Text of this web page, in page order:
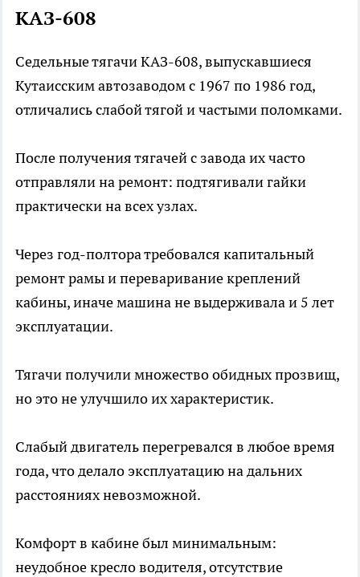
КАЗ-608
Седельные тягачи КАЗ-608, выпускавшиеся
Кутаисским автозаводом с 1967 по 1986 год,
отличались слабой тягой и частыми поломками.
После получения тягачей с завода их часто
отправляли на ремонт: подтягивали гайки
практически на всех узлах.
Через год-полтора требовался капитальный
ремонт рамы и переваривание креплений
кабины, иначе машина не выдерживала и 5 лет
эксплуатации.
Тягачи получили множество обидных прозвищ,
но это не улучшило их характеристик.
Слабый двигатель перегревался в любое время
года, что делало эксплуатацию на дальних
расстояниях невозможной.
Комфорт в кабине был минимальным:
неудобное кресло водителя, отсутствие